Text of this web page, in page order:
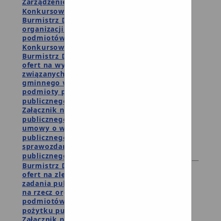
Konkursowej
Burmistrz Debrzna zaprasza reprezentantów
organizacji pozarządowych oraz innych
podmiotów do udziału w pracach Komisji
Konkursowej
Burmistrz Debrzna ogłasza otwarty konkurs
ofert na wykonanie zadań publicznych
związanych z realizacją zadań samorządu
gminnego w 2023 roku przez organizacje i
podmioty prowadzące działalność pożytku
publicznego
Załącznik nr 1 - wzór oferty zadania
publicznego
umowy o wsparcie realizacji zadania
publicznego
sprawozdania z wykonania zadania
publicznego
Burmistrz Debrzna ogłasza otwarty konkurs
ofert na zlecenie realizacji w 2023 roku
zadania publicznego w zakresie działalności
na rzecz organizacji pozarządowych i innych
podmiotów prowadzących działalność
pożytku publicznego